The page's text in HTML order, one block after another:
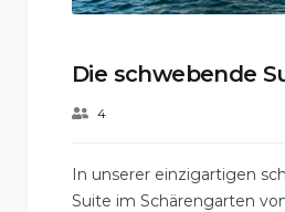
Die schwebende
4
In unserer einzigartigen
Suite im Schärengarten